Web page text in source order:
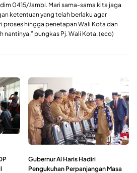
0415/Jambi. Mari sama-sama kita jaga
ketentuan yang telah berlaku agar
proses hingga penetapan Wali Kota dan
nantinya,” pungkas Pj. Wali Kota. (eco)
Gubernur Al Haris Hadiri
Pengukuhan Perpanjangan Masa